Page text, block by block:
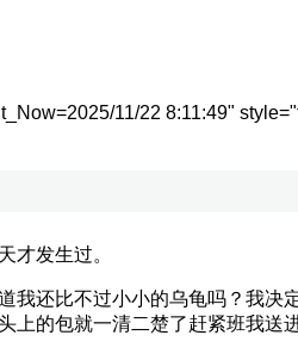
11/22 8:11:49"
发生过。
还比不过小小的乌龟吗？我决
的包就一清二楚了赶紧班我送进